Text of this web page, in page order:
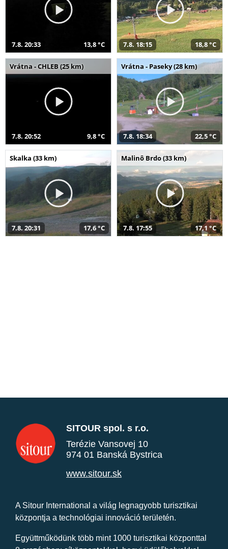
7.8. 20:33 13,8 °C 7.8. 18:15 18,8 °C
Vrátna - CHLEB (25 km)
7.8. 20:52 9,8 °C
Vrátna - Paseky (28 km)
7.8. 18:34 22,5 °C
Skalka (33 km)
7.8. 20:31 17,6 °C
Malinô Brdo (33 km)
7.8. 17:55 17,1 °C
SITOUR spol. s r.o.
Terézie Vansovej 10
974 01 Banská Bystrica
www.sitour.sk
A Sitour International a világ legnagyobb turisztikai
központja a technológiai innováció területén.
Együttműködünk több mint 1000 turisztikai központtal